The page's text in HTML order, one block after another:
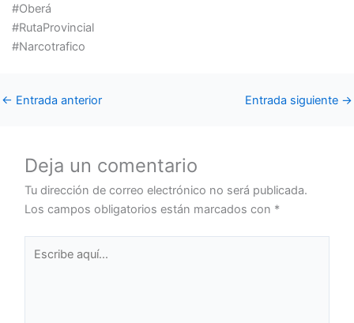
#Oberá
#RutaProvincial
#Narcotrafico
← Entrada anterior Entrada siguiente →
Deja un comentario
Tu dirección de correo electrónico no será publicada.
Los campos obligatorios están marcados con *